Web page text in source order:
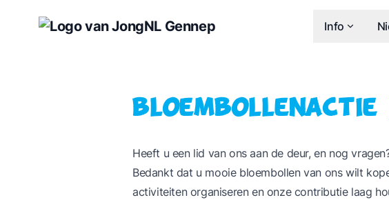
Info
Bloembollenactie
Heeft u een lid van ons aan de deur, en nog
Bedankt dat u mooie bloembollen van ons wilt
activiteiten organiseren en onze contributie laag